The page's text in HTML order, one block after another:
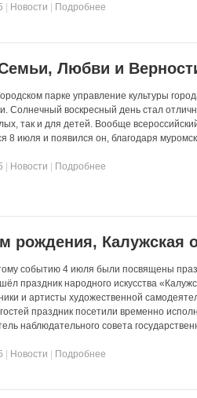
| Новости | Подробнее
Любви и
парке управление культуры
Солнечный воскресный день стал
так и для детей. Вообще
8 июля и появился он, благодаря
Новости Подробнее
рождения, Калужская
событию 4 июля были посвящены
праздник народного искусства
и артисты художественной
праздник посетили временно
наблюдательного совета
Новости Подробнее